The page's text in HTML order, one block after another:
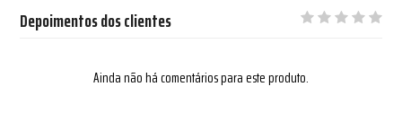
Depoimentos dos clientes
Ainda não há comentários para este produto.